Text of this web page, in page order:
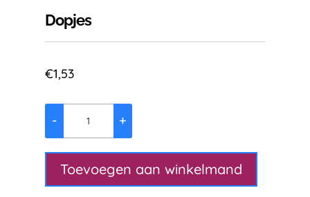
Dopjes
€1,53
- +
Toevoegen aan winkelmand